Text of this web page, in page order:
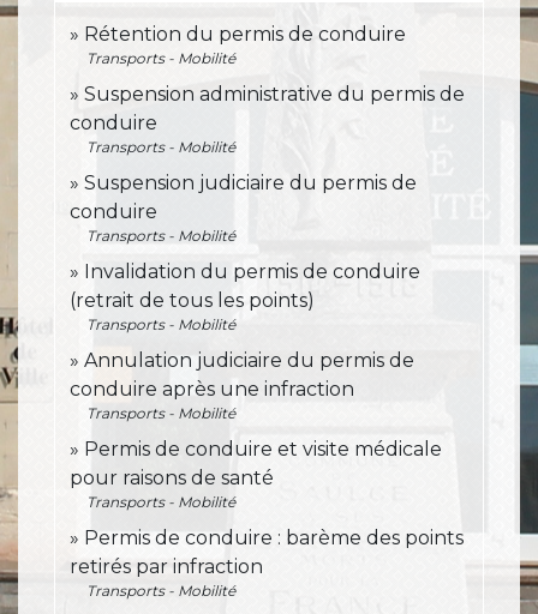
Rétention du permis de conduire
Transports - Mobilité
Suspension administrative du permis de
conduire
Transports - Mobilité
Suspension judiciaire du permis de
conduire
Transports - Mobilité
Invalidation du permis de conduire
(retrait de tous les points)
Transports - Mobilité
Annulation judiciaire du permis de
conduire après une infraction
Transports - Mobilité
Permis de conduire et visite médicale
pour raisons de santé
Transports - Mobilité
Permis de conduire : barème des points
retirés par infraction
Transports - Mobilité